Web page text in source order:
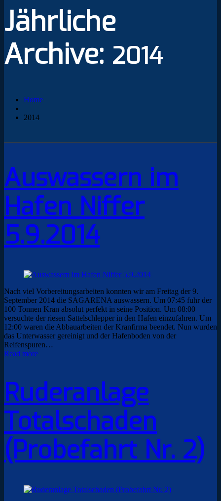
Jährliche
Archive: 2014
Home
2014
Auswassern im
Hafen Niffer
5.9.2014
Nach viel Vorbereitungsarbeiten konnten wir am Freitag der 9.
September 2014 die SAGARENA auswassern. Um 07:45 fuhr der
100 Tonnen Kran absolut perfekt in seine Position. Um 08:00
versuchte der riesen Sattelschlepper in den Hafen einzufahren. Um
12:00 waren die Abbauarbeiten der Kranfirma beendet. Nun wurden
das Unterwasser gereinigt und der Hafenboden von der
Reifenspuren…
Read more
Ruderanlage
Totalschaden
(Probefahrt Nr. 2)